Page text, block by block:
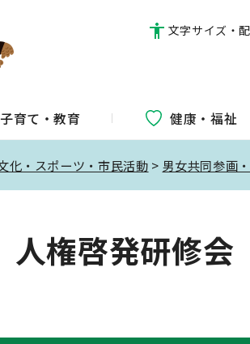
文字サイズ・
子育て・教育 健康・福祉
化・スポーツ・市民活動 > 男女共同参画
権啓発研修会